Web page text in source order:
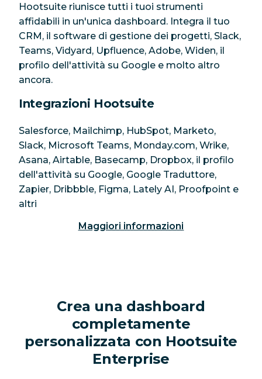
Hootsuite riunisce tutti i tuoi strumenti
affidabili in un'unica dashboard. Integra il tuo
CRM, il software di gestione dei progetti, Slack,
Teams, Vidyard, Upfluence, Adobe, Widen, il
profilo dell'attività su Google e molto altro
ancora.
Integrazioni Hootsuite
Salesforce, Mailchimp, HubSpot, Marketo,
Slack, Microsoft Teams, Monday.com, Wrike,
Asana, Airtable, Basecamp, Dropbox, il profilo
dell'attività su Google, Google Traduttore,
Zapier, Dribbble, Figma, Lately AI, Proofpoint e
altri
Maggiori informazioni
Crea una dashboard
completamente
personalizzata con Hootsuite
Enterprise